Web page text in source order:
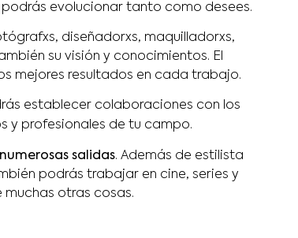
evolucionar tanto como desees.
diseñadorxs, maquilladorxs,
su visión y conocimientos. El
mejores resultados en cada trabajo.
establecer colaboraciones con los
y profesionales de tu campo.
salidas. Además de estilista
podrás trabajar en cine, series y
otras cosas.